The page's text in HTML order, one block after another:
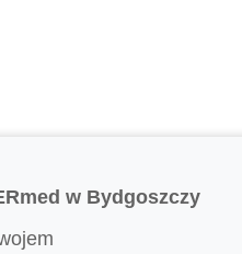
w Bydgoszczy